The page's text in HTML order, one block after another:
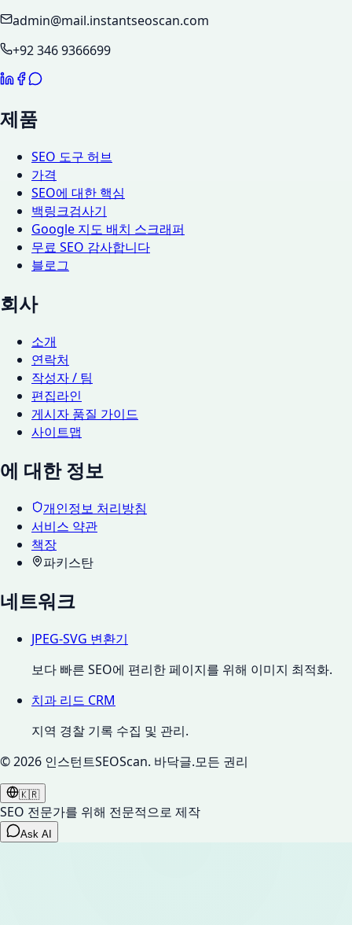
admin@mail.instantseoscan.com
+92 346 9366699
제품
SEO 도구 허브
가격
SEO에 대한 핵심
백링크검사기
Google 지도 배치 스크래퍼
무료 SEO 감사합니다
블로그
회사
소개
연락처
작성자 / 팀
편집라인
게시자 품질 가이드
사이트맵
에 대한 정보
개인정보 처리방침
서비스 약관
책장
파키스탄
네트워크
JPEG-SVG 변환기
보다 빠른 SEO에 편리한 페이지를 위해 이미지 최적화.
치과 리드 CRM
지역 경찰 기록 수집 및 관리.
©2026 인스턴트SEOScan. 바닥글.모든 권리
🇰🇷
SEO 전문가를 위해 전문적으로 제작
Ask AI